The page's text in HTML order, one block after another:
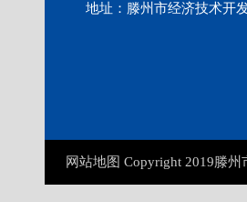
地址：滕州市经济技术开
网站地图 Copyright 2019滕